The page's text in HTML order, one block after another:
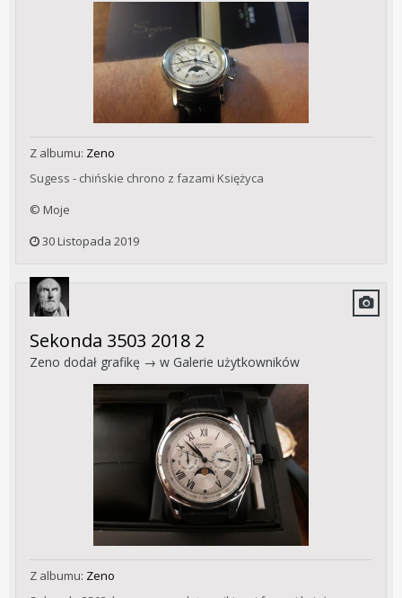
Z albumu: Zeno
Sugess - chińskie chrono z fazami Księżyca
© Moje
30 Listopada 2019
Sekonda 3503 2018 2
Zeno dodał grafikę → w Galerie użytkowników
Z albumu: Zeno